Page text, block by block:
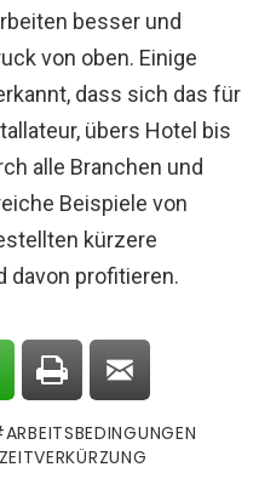
besser und
von oben. Einige
dass sich das für
übers Hotel bis
alle Branchen und
Beispiele von
kürzere
davon profitieren.
ARBEITSBEDINGUNGEN